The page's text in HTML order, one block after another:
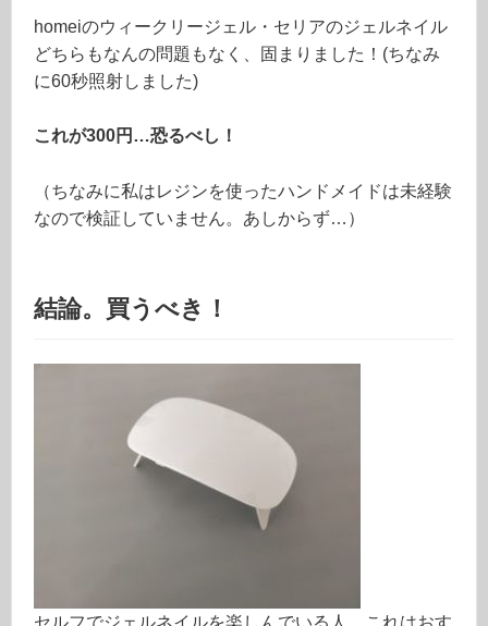
homeiのウィークリージェル・セリアのジェルネイル
どちらもなんの問題もなく、固まりました！(ちなみ
に60秒照射しました)
これが300円…恐るべし！
（ちなみに私はレジンを使ったハンドメイドは未経験
なので検証していません。あしからず…）
結論。買うべき！
セルフでジェルネイルを楽しんでいる人、これはおす